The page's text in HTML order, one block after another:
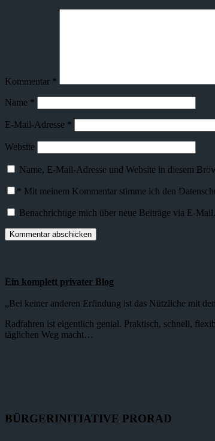
Kommentar *
Name *
E-Mail-Adresse *
Website
Name, E-Mail-Adresse und Website in diesem
* Mit meinem Kommentar stimme ich den
Benachrichtige mich über neue Beiträge via E-Mail.
Ein komplett privater Blog
„Bei keiner anderen Erfindung ist das Nützliche mit
Radfahren ist eigentlich genial. Praktisch, schnell,
täglichen Weg macht…
BÜRGERINITIATIVE PRORAD